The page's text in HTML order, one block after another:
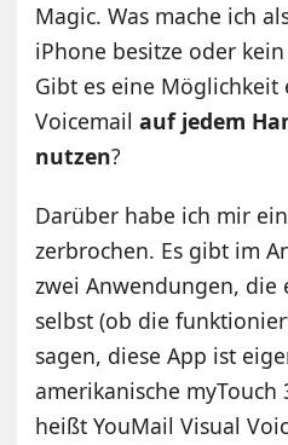
Magic. Was mache ich
iPhone besitze oder
Gibt es eine Möglichkeit
Voicemailauf jedem
nutzen?
Darüber habe ich mir
zerbrochen. Es gibt im
zwei Anwendungen, die
selbst (ob die
sagen, diese App ist
amerikanische myTouch
heißt YouMail Visual